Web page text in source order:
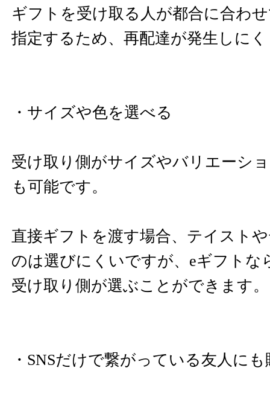
ギフトを受け取る人が都合に合わ
指定するため、再配達が発生しに
・サイズや色を選べる
受け取り側がサイズやバリエーシ
も可能です。
直接ギフトを渡す場合、テイスト
のは選びにくいですが、eギフトな
受け取り側が選ぶことができます。
・SNSだけで繋がっている友人に